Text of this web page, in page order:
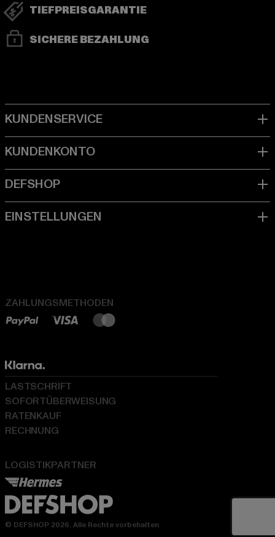
TIEFPREISGARANTIE
SICHERE BEZAHLUNG
ZAHLUNGSMETHODEN
LOGISTIKPARTNER
LASTSCHRIFT
SOFORTÜBERWEISUNG
RATENKAUF
RECHNUNG
© DEFSHOP 2026. Alle Rechte vorbehalten